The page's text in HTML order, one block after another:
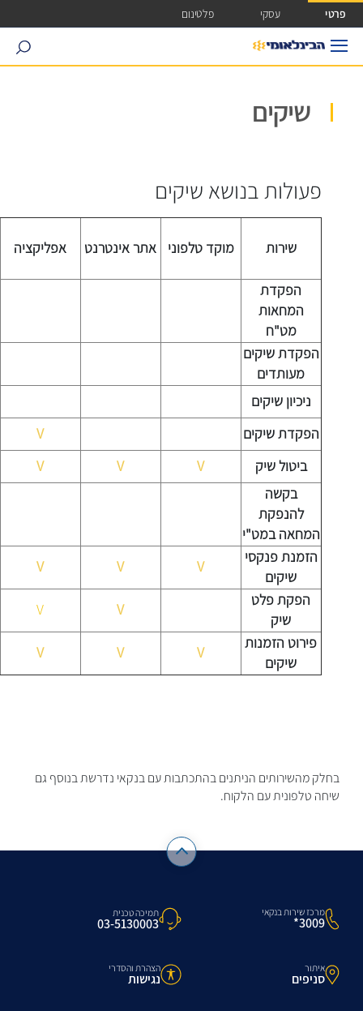
גישה ישירה לכפתור כניסה לחשבונך
פרטי עסקי פלטינום
search
שיקים
פעולות בנושא שיקים
אפליקציה אתר אינטרנט מוקד טלפוני שירות
הפקדת
המחאות
מט"ח
הפקדת שיקים
מעותדים
ניכיון שיקים
V
הפקדת שיקים
V
V V
ביטול שיק
בקשה
להנפקת
המחאה במט"י
V
V V
הזמנת פנקסי
שיקים
V
V
הפקת פלט
שיק
V
V V
פירוט הזמנות
שיקים
בחלק מהשירותים הניתנים בהתכתבות עם בנקאי נדרשת בנוסף גם
שיחה טלפונית עם הלקוח.
מרכז שירות בנקאי
3009*
תמיכה טכנית
03-5130003
איתור
סניפים
הצהרת והסדרי
נגישות